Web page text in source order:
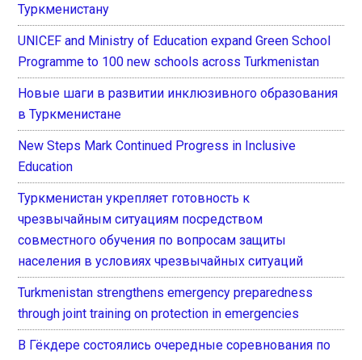
Туркменистану
UNICEF and Ministry of Education expand Green School
Programme to 100 new schools across Turkmenistan
Новые шаги в развитии инклюзивного образования
в Туркменистане
New Steps Mark Continued Progress in Inclusive
Education
Туркменистан укрепляет готовность к
чрезвычайным ситуациям посредством
совместного обучения по вопросам защиты
населения в условиях чрезвычайных ситуаций
Turkmenistan strengthens emergency preparedness
through joint training on protection in emergencies
В Гёкдере состоялись очередные соревнования по